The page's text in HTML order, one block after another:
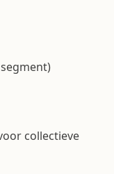
collectieve